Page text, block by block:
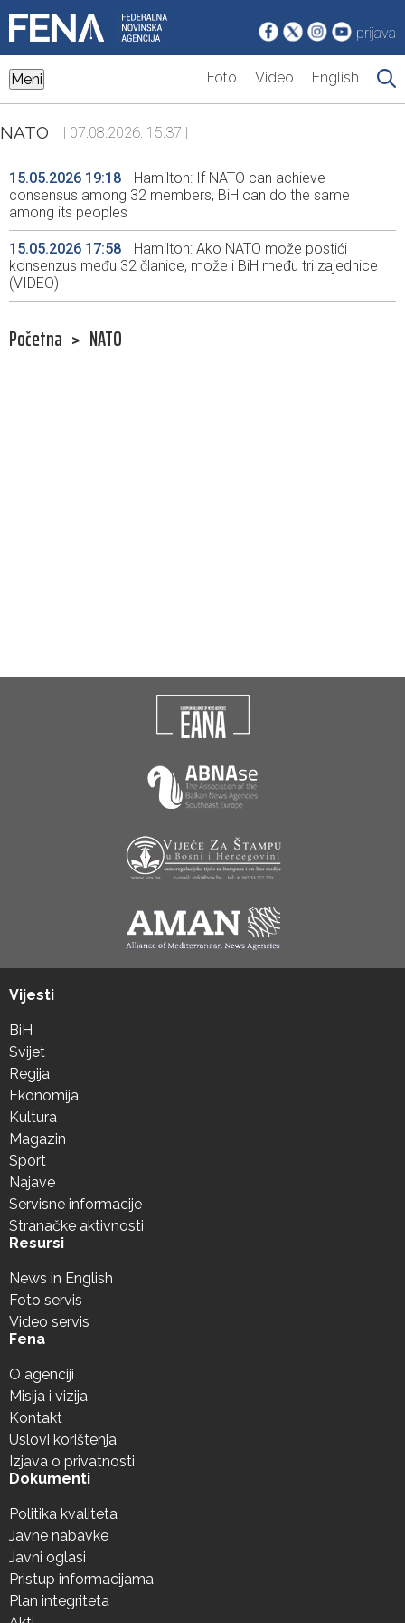
prijava
Meni Foto Video English
NATO | 07.08.2026. 15:37 |
15.05.2026 19:18
Hamilton: If NATO can achieve
consensus among 32 members, BiH can do the same
among its peoples
15.05.2026 17:58
Hamilton: Ako NATO može postići
konsenzus među 32 članice, može i BiH među tri zajednice
(VIDEO)
Početna > NATO
Vijesti
BiH
Svijet
Regija
Ekonomija
Kultura
Magazin
Sport
Najave
Servisne informacije
Stranačke aktivnosti
Resursi
News in English
Foto servis
Video servis
Fena
O agenciji
Misija i vizija
Kontakt
Uslovi korištenja
Izjava o privatnosti
Dokumenti
Politika kvaliteta
Javne nabavke
Javni oglasi
Pristup informacijama
Plan integriteta